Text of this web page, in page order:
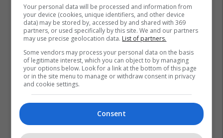
Your personal data will be processed and information from
your device (cookies, unique identifiers, and other device
data) may be stored by, accessed by and shared with 369
partners, or used specifically by this site. We and our partners
may use precise geolocation data. List of partners.
Some vendors may process your personal data on the basis
of legitimate interest, which you can object to by managing
your options below. Look for a link at the bottom of this page
or in the site menu to manage or withdraw consent in privacy
and cookie settings.
Consent